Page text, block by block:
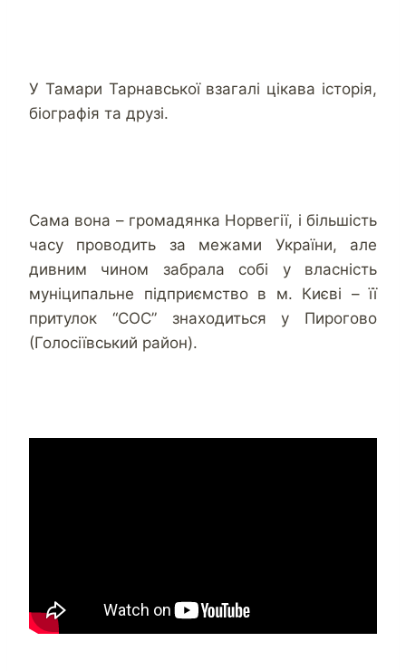
У Тамари Тарнавської взагалі цікава історія,
біографія та друзі.
Сама вона – громадянка Норвегії, і більшість
часу проводить за межами України, але
дивним чином забрала собі у власність
муніципальне підприємство в м. Києві – її
притулок “СОС” знаходиться у Пирогово
(Голосіївський район).